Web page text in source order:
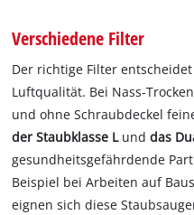
Verschiedene Filter
Der richtige Filter
Luftqualität. Bei Nass-
und ohne Schraubdeckel
der Staubklasse L unddas
gesundheitsgefährdende
Beispiel bei Arbeiten auf
eignen sich diese